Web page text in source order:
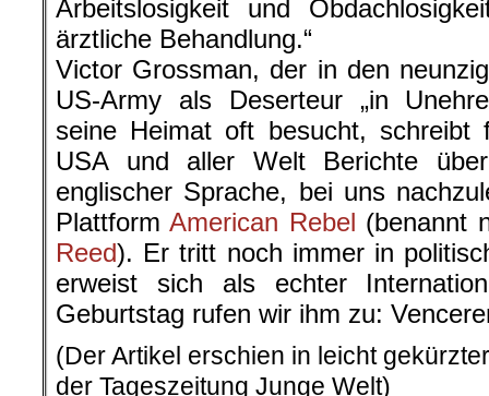
Arbeitslosigkeit und
ärztliche Behandlung.“
Victor Grossman, der in den
US-Army als Deserteur „in
seine Heimat oft besucht,
USA und aller Welt Berichte
englischer Sprache, bei uns
PlattformAmerican Rebel (benannt
Reed). Er tritt noch immer in
erweist sich als echter
Geburtstag rufen wir ihm zu:
(Der Artikel erschien in leicht
der Tageszeitung Junge Welt)